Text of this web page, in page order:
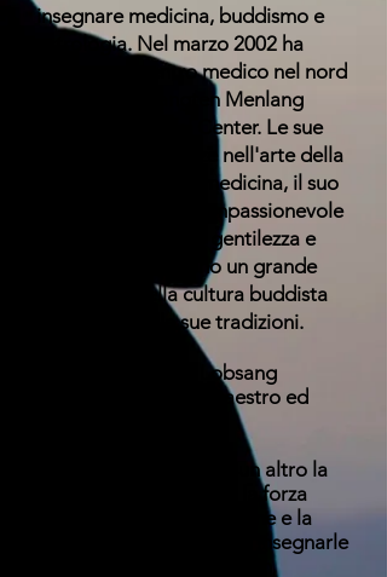
insegnare medicina, buddismo e
astrologia. Nel marzo 2002 ha
fondato un centro medico nel nord
dell'India, il Nangten Menlang
Buddhist Medical Center. Le sue
speciali competenze nell'arte della
guarigione e della medicina, il suo
modo naturale e compassionevole
di insegnare, la sua gentilezza e
saggezza lo rendono un grande
mediatore della cultura buddista
tibetana e delle sue tradizioni.
Il venerabile Tulku Lobsang
Rinpoche è un alto maestro ed
Egli incarna come nessun altro la
capacità di dimostrare la forza
mentale, la concentrazione e la
centratura orientale e di insegnarle